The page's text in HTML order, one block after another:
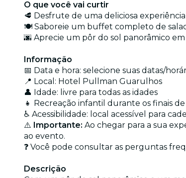
O que você vai curtir
🥩 Desfrute de uma deliciosa
🍽️ Saboreie um buffet completo de
🌆 Aprecie um pôr do sol panorâmico
Informação
📅 Data e hora: selecione suas datas/
📍 Local: Hotel Pullman Guarulhos
👤 Idade: livre para todas as idades
👧 Recreação infantil durante os finais
♿ Acessibilidade: local acessível para
⚠️ Importante: Ao chegar para a sua
ao evento.
❓ Você pode consultar as perguntas
Descrição